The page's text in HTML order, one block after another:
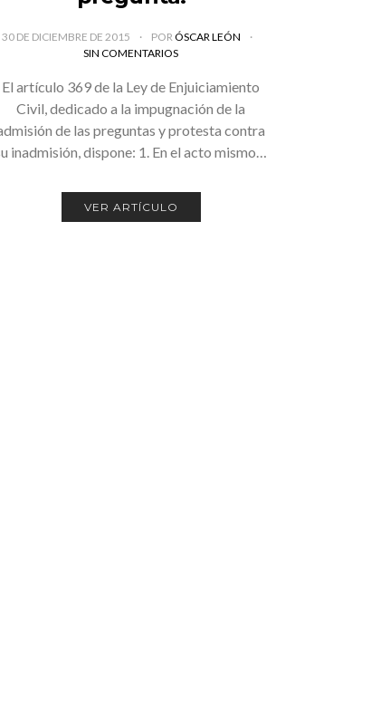
30 DE DICIEMBRE DE 2015 PORÓSCAR LEÓN
SIN COMENTARIOS
El artículo 369 de la Ley de Enjuiciamiento
Civil, dedicado a la impugnación de la
de las preguntas y protesta contra
inadmisión, dispone: 1. En el acto mismo…
VER ARTÍCULO